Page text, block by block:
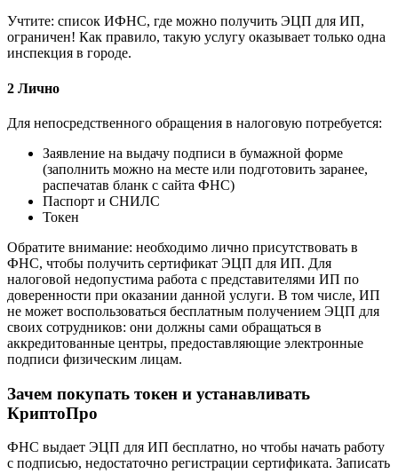
Учтите: список ИФНС, где можно получить ЭЦП для ИП,
ограничен! Как правило, такую услугу оказывает только одна
инспекция в городе.
2 Лично
Для непосредственного обращения в налоговую потребуется:
Заявление на выдачу подписи в бумажной форме
(заполнить можно на месте или подготовить заранее,
распечатав бланк с сайта ФНС)
Паспорт и СНИЛС
Токен
Обратите внимание: необходимо лично присутствовать в
ФНС, чтобы получить сертификат ЭЦП для ИП. Для
налоговой недопустима работа с представителями ИП по
доверенности при оказании данной услуги. В том числе, ИП
не может воспользоваться бесплатным получением ЭЦП для
своих сотрудников: они должны сами обращаться в
аккредитованные центры, предоставляющие электронные
подписи физическим лицам.
Зачем покупать токен и устанавливать
КриптоПро
ФНС выдает ЭЦП для ИП бесплатно, но чтобы начать работу
с подписью, недостаточно регистрации сертификата. Записать